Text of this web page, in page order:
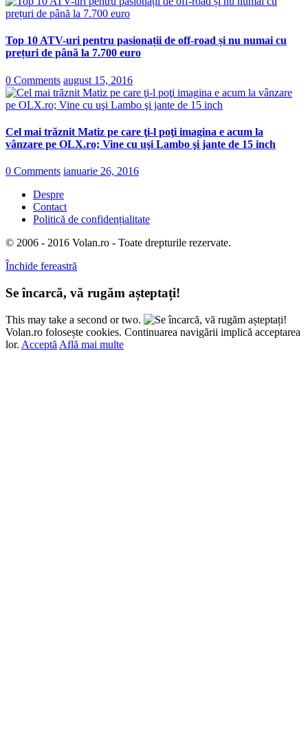
Top 10 ATV-uri pentru pasionații de off-road și nu numai cu
prețuri de până la 7.700 euro
0 Comments august 15, 2016
Cel mai trăznit Matiz pe care ţi-l poţi imagina e acum la
vânzare pe OLX.ro; Vine cu uşi Lambo şi jante de 15 inch
0 Comments ianuarie 26, 2016
Despre
Contact
Politică de confidențialitate
© 2006 - 2016 Volan.ro - Toate drepturile rezervate.
Închide fereastră
Se încarcă, vă rugăm așteptați!
This may take a second or two.
Volan.ro folosește cookies. Continuarea navigării implică acceptarea
lor. Acceptă Află mai multe